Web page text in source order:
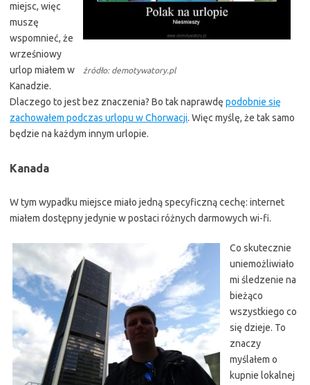
źródło: demotywatory.pl
miejsc, więc
muszę
wspomnieć, że
wrześniowy
urlop miałem w
Kanadzie.
Dlaczego to jest bez znaczenia? Bo tak naprawdę podobnie się
zachowałem podczas urlopu w Chorwacji. Więc myślę, że tak samo
będzie na każdym innym urlopie.
Kanada
W tym wypadku miejsce miało jedną specyficzną cechę: internet
miałem dostępny jedynie w postaci różnych darmowych wi-fi.
Co skutecznie
uniemożliwiało
mi śledzenie na
bieżąco
wszystkiego co
się dzieje. To
znaczy
myślałem o
kupnie lokalnej